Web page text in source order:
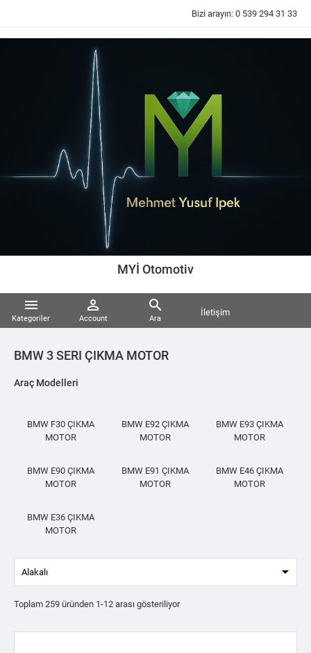
Bizi arayın: 0 539 294 31 33
MYİ Otomotiv

Kategoriler

Account

Ara
İletişim
BMW 3 SERI ÇIKMA MOTOR
Araç Modelleri
BMW F30 ÇIKMA
MOTOR
BMW E92 ÇIKMA
MOTOR
BMW E93 ÇIKMA
MOTOR
BMW E90 ÇIKMA
MOTOR
BMW E91 ÇIKMA
MOTOR
BMW E46 ÇIKMA
MOTOR
BMW E36 ÇIKMA
MOTOR
Alakalı 
Toplam 259 üründen 1-12 arası gösteriliyor